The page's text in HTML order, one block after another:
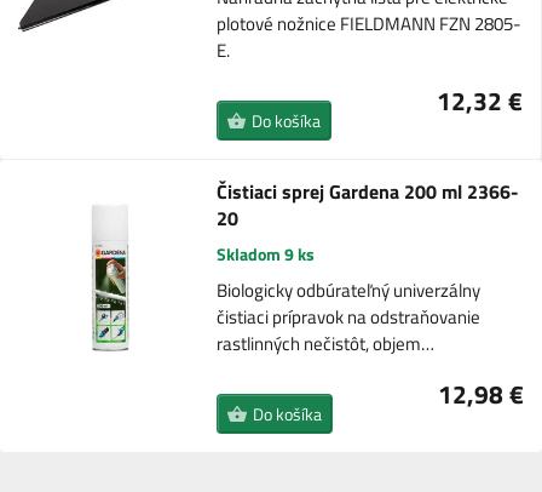
plotové nožnice FIELDMANN FZN 2805-
E.
12,32 €
Do košíka
Čistiaci sprej Gardena 200 ml 2366-
20
Skladom 9 ks
Biologicky odbúrateľný univerzálny
čistiaci prípravok na odstraňovanie
rastlinných nečistôt, objem…
12,98 €
Do košíka